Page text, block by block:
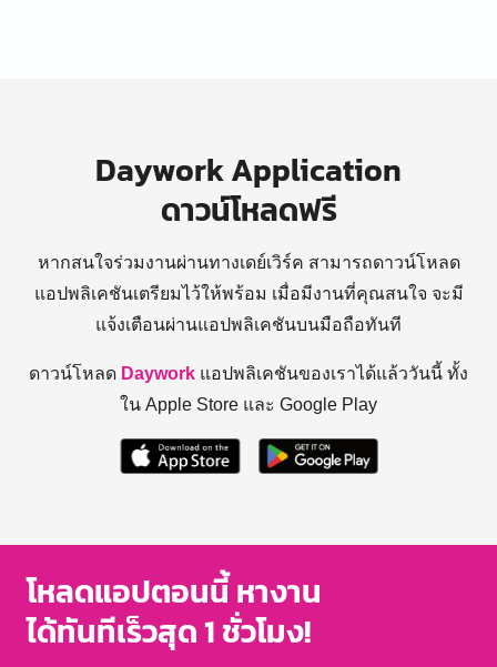
Daywork Application
ดาวน์โหลดฟรี
หากสนใจร่วมงานผ่านทางเดย์เวิร์ค สามารถดาวน์โหลด
แอปพลิเคชันเตรียมไว้ให้พร้อม เมื่อมีงานที่คุณสนใจ จะมี
แจ้งเตือนผ่านแอปพลิเคชันบนมือถือทันที
ดาวน์โหลด Daywork แอปพลิเคชันของเราได้แล้ววันนี้ ทั้ง
ใน Apple Store และ Google Play
โหลดแอปตอนนี้ หางาน
ได้ทันทีเร็วสุด 1 ชั่วโมง!